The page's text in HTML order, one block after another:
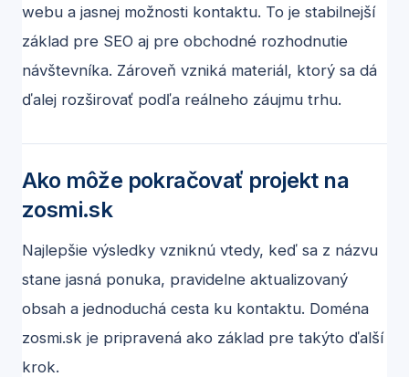
webu a jasnej možnosti kontaktu. To je stabilnejší
základ pre SEO aj pre obchodné rozhodnutie
návštevníka. Zároveň vzniká materiál, ktorý sa dá
ďalej rozširovať podľa reálneho záujmu trhu.
Ako môže pokračovať projekt na
zosmi.sk
Najlepšie výsledky vzniknú vtedy, keď sa z názvu
stane jasná ponuka, pravidelne aktualizovaný
obsah a jednoduchá cesta ku kontaktu. Doména
zosmi.sk je pripravená ako základ pre takýto ďalší
krok.